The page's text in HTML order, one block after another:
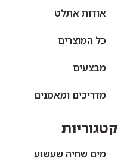
אודות אתלט
כל המוצרים
מבצעים
מדריכים ומאמנים
קטגוריות
מים שחיה שעשוע